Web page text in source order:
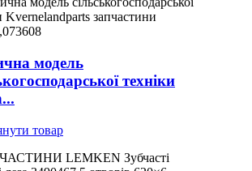
модель
техніки
товар